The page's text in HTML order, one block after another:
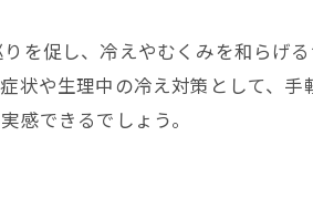
を促し、冷えやむくみを和らげる
状や生理中の冷え対策として、手
感できるでしょう。